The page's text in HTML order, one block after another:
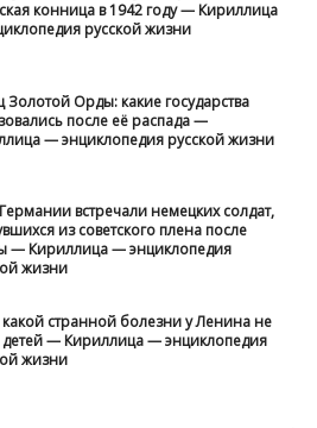
конница в 1942 году — Кириллица
русской жизни
Золотой Орды: какие государства
после её распада —
— энциклопедия русской жизни
встречали немецких солдат,
из советского плена после
— Кириллица — энциклопедия
жизни
какой странной болезни у Ленина не
— Кириллица — энциклопедия
жизни